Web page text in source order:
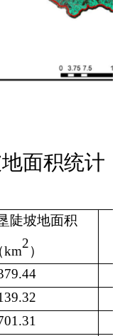
面积统计
陡坡地面积
km
2
）